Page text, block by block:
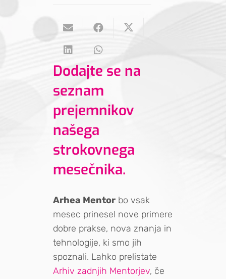
Dodajte se na
seznam
prejemnikov
našega
strokovnega
mesečnika.
Arhea Mentor bo vsak
mesec prinesel nove primere
dobre prakse, nova znanja in
tehnologije, ki smo jih
spoznali. Lahko prelistate
Arhiv zadnjih Mentorjev, če